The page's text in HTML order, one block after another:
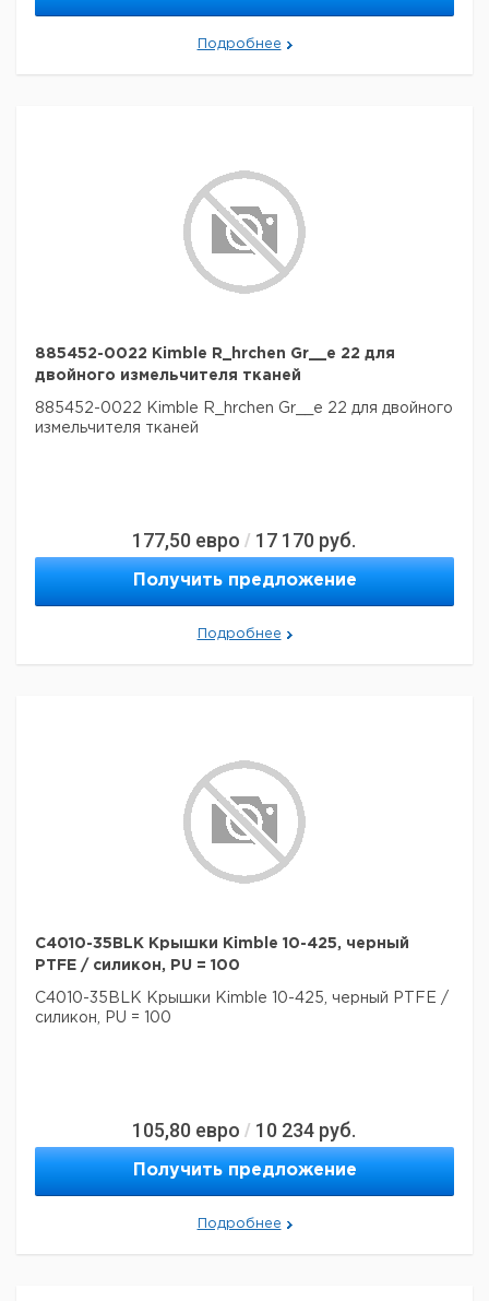
Подробнее
885452-0022 Kimble R_hrchen Gr__e 22 для
двойного измельчителя тканей
885452-0022 Kimble R_hrchen Gr__e 22 для двойного
измельчителя тканей
177,50 евро / 17 170 руб.
Получить предложение
Подробнее
C4010-35BLK Крышки Kimble 10-425, черный
PTFE / силикон, PU = 100
C4010-35BLK Крышки Kimble 10-425, черный PTFE /
силикон, PU = 100
105,80 евро / 10 234 руб.
Получить предложение
Подробнее